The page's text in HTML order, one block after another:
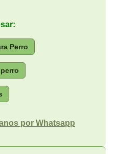
Perro
por Whatsapp